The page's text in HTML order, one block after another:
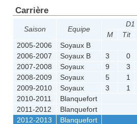
Carrière
Saison Equipe
D1
M
Tit
2005-2006
Soyaux B
2006-2007
Soyaux B 3 0
2007-2008
Soyaux 9 3
2008-2009
Soyaux 5 1
2009-2010
Soyaux 3 1
2010-2011
Blanquefort
2011-2012
Blanquefort
2012-2013
Blanquefort